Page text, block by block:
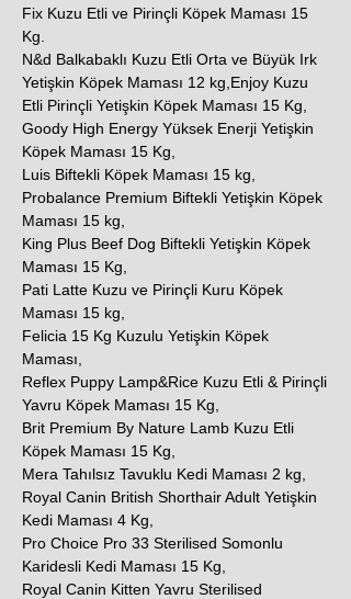
Fix Kuzu Etli ve Pirinçli Köpek Maması 15
Kg.
N&d Balkabaklı Kuzu Etli Orta ve Büyük Irk
Yetişkin Köpek Maması 12 kg,Enjoy Kuzu
Etli Pirinçli Yetişkin Köpek Maması 15 Kg,
Goody High Energy Yüksek Enerji Yetişkin
Köpek Maması 15 Kg,
Luis Biftekli Köpek Maması 15 kg,
Probalance Premium Biftekli Yetişkin Köpek
Maması 15 kg,
King Plus Beef Dog Biftekli Yetişkin Köpek
Maması 15 Kg,
Pati Latte Kuzu ve Pirinçli Kuru Köpek
Maması 15 kg,
Felicia 15 Kg Kuzulu Yetişkin Köpek
Maması,
Reflex Puppy Lamp&Rice Kuzu Etli & Pirinçli
Yavru Köpek Maması 15 Kg,
Brit Premium By Nature Lamb Kuzu Etli
Köpek Maması 15 Kg,
Mera Tahılsız Tavuklu Kedi Maması 2 kg,
Royal Canin British Shorthair Adult Yetişkin
Kedi Maması 4 Kg,
Pro Choice Pro 33 Sterilised Somonlu
Karidesli Kedi Maması 15 Kg,
Royal Canin Kitten Yavru Sterilised